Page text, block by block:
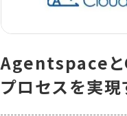
Agentspaceと
プロセスを実